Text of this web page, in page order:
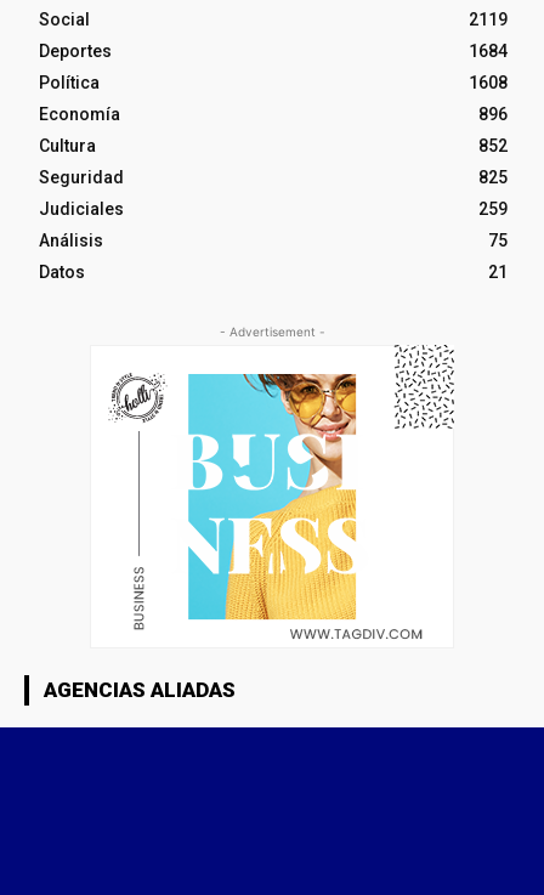
Social
2119
Deportes
1684
Política
1608
Economía
896
Cultura
852
Seguridad
825
Judiciales
259
Análisis
75
Datos
21
- Advertisement -
AGENCIAS ALIADAS